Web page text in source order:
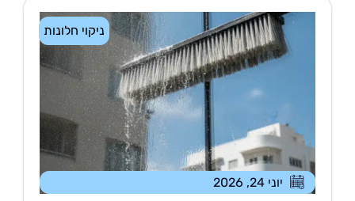
ניקוי חלונות
יוני 24, 2026